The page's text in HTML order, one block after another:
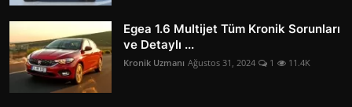
Egea 1.6 Multijet Tüm Kronik Sorunları
ve Detaylı ...
Kronik Uzmanı Ağustos 31, 2024 1 11.4K